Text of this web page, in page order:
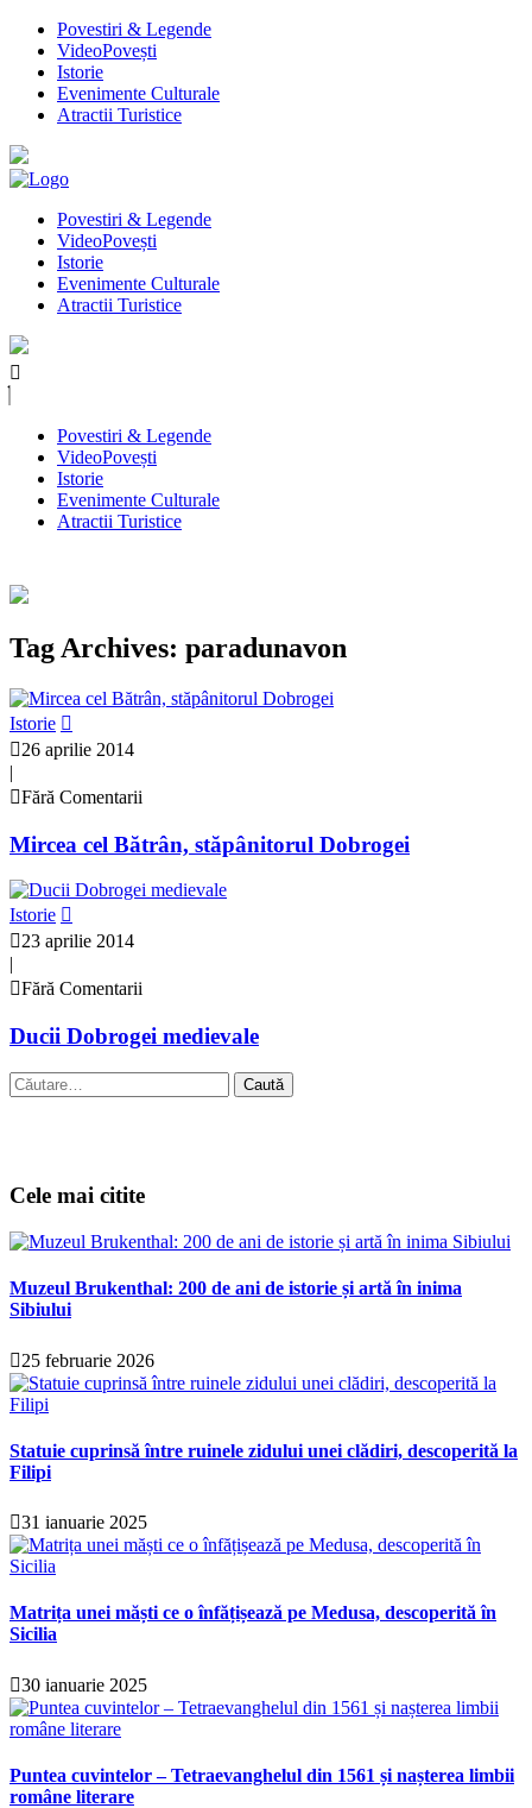
Povestiri & Legende
VideoPovești
Istorie
Evenimente Culturale
Atractii Turistice
Povestiri & Legende
VideoPovești
Istorie
Evenimente Culturale
Atractii Turistice
Povestiri & Legende
VideoPovești
Istorie
Evenimente Culturale
Atractii Turistice
Tag Archives: paradunavon
Istorie
26 aprilie 2014
|
Fără Comentarii
Mircea cel Bătrân, stăpânitorul Dobrogei
Istorie
23 aprilie 2014
|
Fără Comentarii
Ducii Dobrogei medievale
Caută
după:
Cele mai citite
Muzeul Brukenthal: 200 de ani de istorie și artă în inima
Sibiului
25 februarie 2026
Statuie cuprinsă între ruinele zidului unei clădiri, descoperită la
Filipi
31 ianuarie 2025
Matrița unei măști ce o înfățișează pe Medusa, descoperită în
Sicilia
30 ianuarie 2025
Puntea cuvintelor – Tetraevanghelul din 1561 și nașterea limbii
române literare